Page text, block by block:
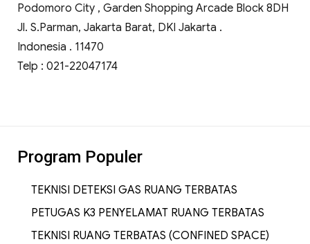
Podomoro City , Garden Shopping Arcade Block 8DH
Jl. S.Parman, Jakarta Barat, DKI Jakarta .
Indonesia . 11470
Telp : 021-22047174
Program Populer
TEKNISI DETEKSI GAS RUANG TERBATAS
PETUGAS K3 PENYELAMAT RUANG TERBATAS
TEKNISI RUANG TERBATAS (CONFINED SPACE)